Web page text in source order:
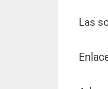
Las